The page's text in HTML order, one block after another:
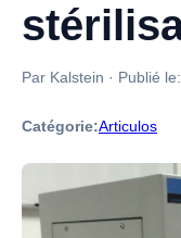
Par Kalstein · Publié le:
Catégorie:Articulos